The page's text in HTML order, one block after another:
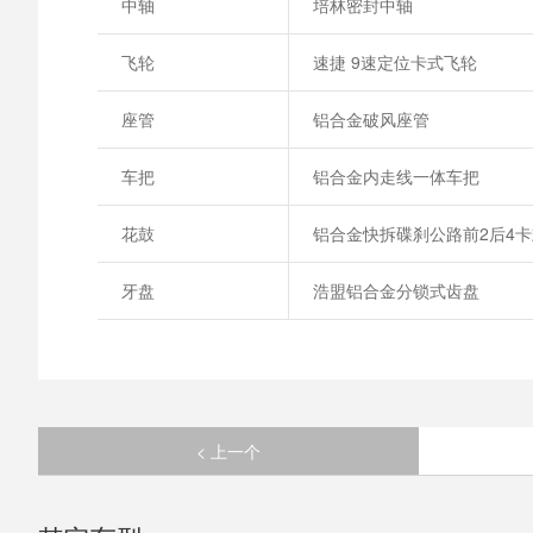
中轴 培林密封中轴
飞轮 速捷 9速定位卡式飞轮
座管 铝合金破风座管
车把 铝合金内走线一体车把
花鼓 铝合金快拆碟刹公路前2后4
牙盘 浩盟铝合金分锁式齿盘
< 上一个